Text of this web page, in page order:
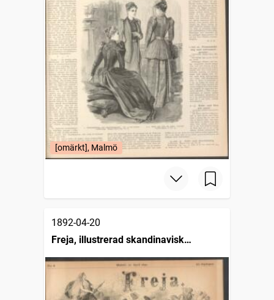
[omärkt], Malmö
1892-04-20
Freja, illustrerad skandinavisk
modetidning